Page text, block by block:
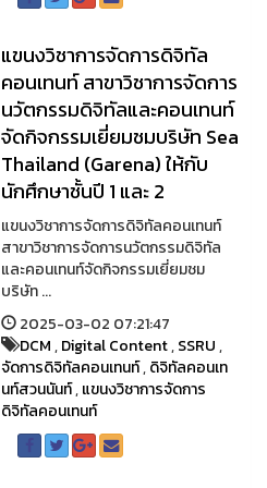
แขนงวิชาการจัดการดิจิทัล
คอนเทนท์ สาขาวิชาการจัดการ
นวัตกรรมดิจิทัลและคอนเทนท์
จัดกิจกรรมเยี่ยมชมบริษัท Sea
Thailand (Garena) ให้กับ
นักศึกษาชั้นปี 1 และ 2
แขนงวิชาการจัดการดิจิทัลคอนเทนท์
สาขาวิชาการจัดการนวัตกรรมดิจิทัล
และคอนเทนท์จัดกิจกรรมเยี่ยมชม
บริษัท ...
2025-03-02 07:21:47
DCM,Digital Content,SSRU,
จัดการดิจิทัลคอนเทนท์,ดิจิทัลคอนเท
นท์สวนนันท์,แขนงวิชาการจัดการ
ดิจิทัลคอนเทนท์